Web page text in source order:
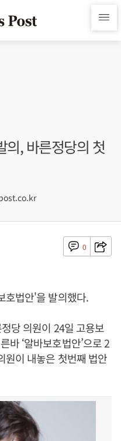
의, 바른정당의 첫
0
호법안'을 발의했다.
당 의원이 24일 고용보
바 ‘알바보호법안’으로 2
원이 내놓은 첫번째 법안